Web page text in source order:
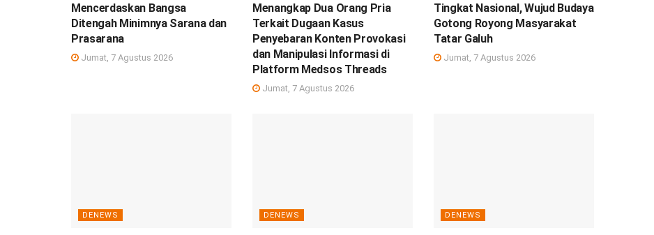
Mencerdaskan Bangsa
Ditengah Minimnya Sarana dan
Prasarana
Jumat, 7 Agustus 2026
Menangkap Dua Orang Pria
Terkait Dugaan Kasus
Penyebaran Konten Provokasi
dan Manipulasi Informasi di
Platform Medsos Threads
Jumat, 7 Agustus 2026
Tingkat Nasional, Wujud Budaya
Gotong Royong Masyarakat
Tatar Galuh
Jumat, 7 Agustus 2026
DENEWS DENEWS DENEWS